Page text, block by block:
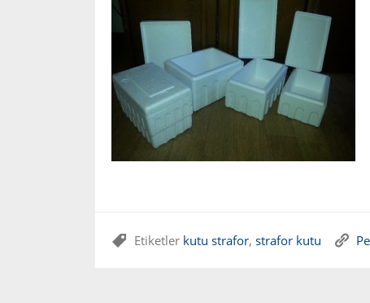
Etiketler kutu strafor, strafor kutu